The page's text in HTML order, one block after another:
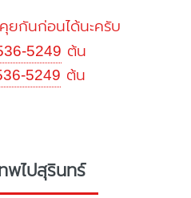
ยกันก่อนได้นะครับ
5249 ต้น
5249 ต้น
พไปสุรินทร์